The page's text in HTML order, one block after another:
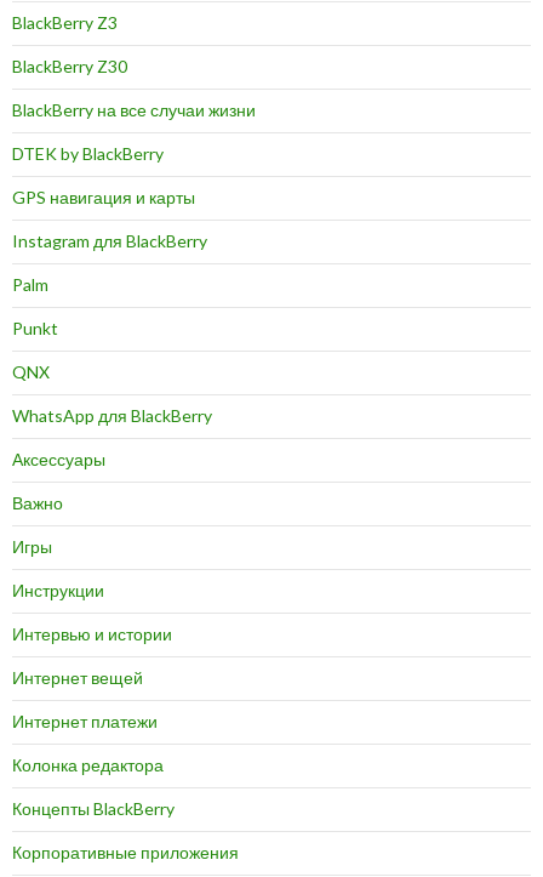
BlackBerry Z3
BlackBerry Z30
BlackBerry на все случаи жизни
DTEK by BlackBerry
GPS навигация и карты
Instagram для BlackBerry
Palm
Punkt
QNX
WhatsApp для BlackBerry
Аксессуары
Важно
Игры
Инструкции
Интервью и истории
Интернет вещей
Интернет платежи
Колонка редактора
Концепты BlackBerry
Корпоративные приложения